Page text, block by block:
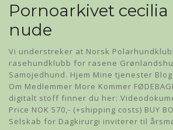
Pornoarkivet
nude
Vi understreker at Norsk
rasehundklubb for rasene
Samojedhund. Hjem Mine tjenester
Om Medlemmer More Kommer
digitalt stoff finner du her:
Price NOK 570,- (+shipping costs) BUY
Selskab for Dagkirurgi inviterer til